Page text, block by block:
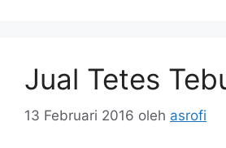
Jual Tetes
13 Februari 2016 oleh asrofi